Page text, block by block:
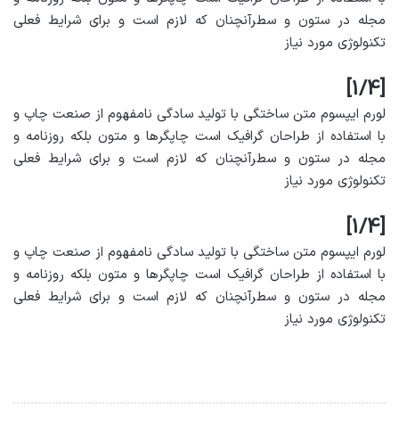
مجله در ستون و سطرآنچنان که لازم است و برای شرایط فعلی
تکنولوژی مورد نیاز
[1/4]
لورم ایپسوم متن ساختگی با تولید سادگی نامفهوم از صنعت چاپ و
با استفاده از طراحان گرافیک است چاپگرها و متون بلکه روزنامه و
مجله در ستون و سطرآنچنان که لازم است و برای شرایط فعلی
تکنولوژی مورد نیاز
[1/4]
لورم ایپسوم متن ساختگی با تولید سادگی نامفهوم از صنعت چاپ و
با استفاده از طراحان گرافیک است چاپگرها و متون بلکه روزنامه و
مجله در ستون و سطرآنچنان که لازم است و برای شرایط فعلی
تکنولوژی مورد نیاز